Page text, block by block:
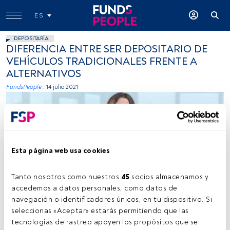
Esta página web usa cookies
Tanto nosotros como nuestros 45 socios almacenamos y
accedemos a datos personales, como datos de
navegación o identificadores únicos, en tu dispositivo. Si
seleccionas «Aceptar» estarás permitiendo que las
tecnologías de rastreo apoyen los propósitos que se
ES
DEPOSITARÍA
DIFERENCIA ENTRE SER DEPOSITARIO DE
VEHÍCULOS TRADICIONALES FRENTE A
ALTERNATIVOS
FundsPeople . 14 julio 2021
4. Angela Prieto Caceis
Tiempo lectura: 6 s.